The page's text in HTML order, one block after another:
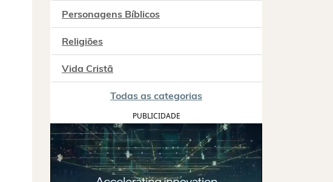
Personagens Bíblicos
Religiões
Vida Cristã
Todas as categorias
PUBLICIDADE